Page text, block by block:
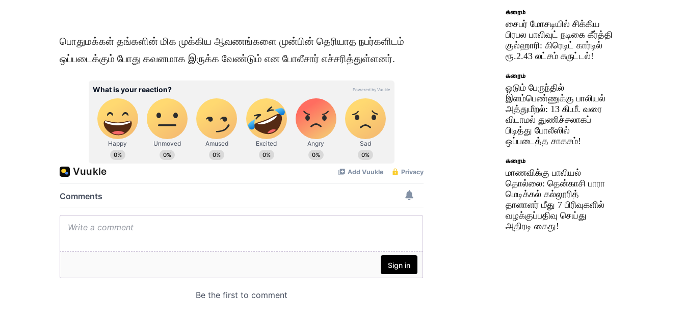
பொதுமக்கள் தங்களின் மிக முக்கிய ஆவணங்களை முன்பின் தெரியாத நபர்களிடம்
ஒப்படைக்கும் போது கவனமாக இருக்க வேண்டும் என போலீசார் எச்சரித்துள்ளனர்.
க்ரைம்
சைபர் மோசடியில் சிக்கிய
பிரபல பாலிவுட் நடிகை கீர்த்தி
குல்ஹாரி: கிரெடிட் கார்டில்
ரூ.2.43 லட்சம் சுருட்டல்!
க்ரைம்
ஓடும் பேருந்தில்
இளம்பெண்ணுக்கு பாலியல்
அத்துமீறல்: 13 கி.மீ. வரை
விடாமல் துணிச்சலாகப்
பிடித்து போலீஸில்
ஒப்படைத்த சாகசம்!
க்ரைம்
மாணவிக்கு பாலியல்
தொல்லை: தென்காசி பாரா
மெடிக்கல் கல்லூரித்
தாளாளர் மீது 7 பிரிவுகளில்
வழக்குப்பதிவு செய்து
அதிரடி கைது!